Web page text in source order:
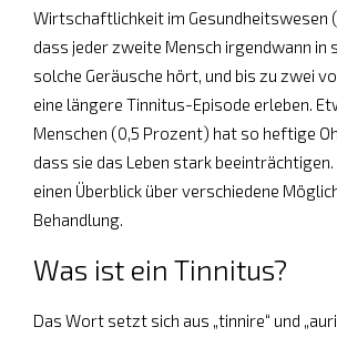
Wirtschaftlichkeit im Gesundheitswesen
dass jeder zweite Mensch irgendwann in
solche Geräusche hört, und bis zu zwei
eine längere Tinnitus-Episode erleben.
Menschen (0,5 Prozent) hat so heftige
dass sie das Leben stark
einen Überblick über verschiedene
Behandlung.
Was ist ein Tinnitus?
Das Wort setzt sich aus „tinnire“ und